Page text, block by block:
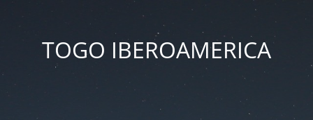
TOGO IBEROAMERICA